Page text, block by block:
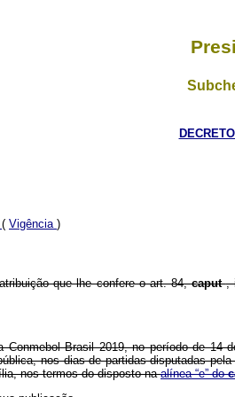
( Vigência )
que lhe confere o art. 84,caput,
Brasil 2019, no período de
nos dias de partidas disputadas
nos termos do disposto naalínea “e” do